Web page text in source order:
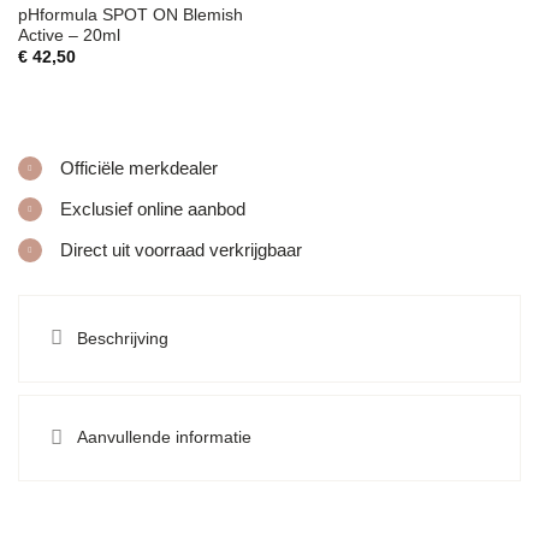
pHformula SPOT ON Blemish
Active – 20ml
€42,50
Officiële merkdealer
Exclusief online aanbod
Direct uit voorraad verkrijgbaar
Beschrijving
Aanvullende informatie